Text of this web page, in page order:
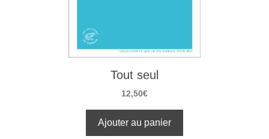
Tout seul
12,50€
Ajouter au panier